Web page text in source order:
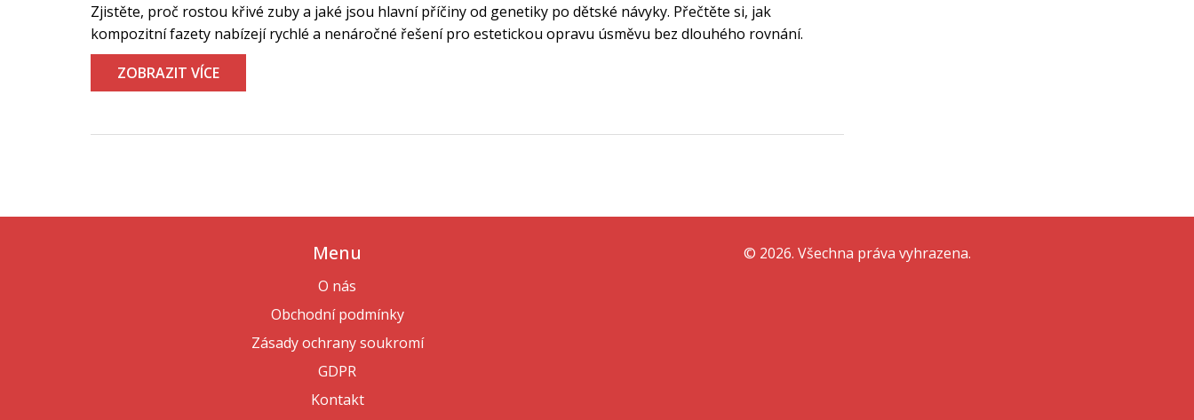
Zjistěte, proč rostou křivé zuby a jaké jsou hlavní příčiny od genetiky po dětské návyky. Přečtěte si, jak
kompozitní fazety nabízejí rychlé a nenáročné řešení pro estetickou opravu úsměvu bez dlouhého rovnání.
ZOBRAZIT VÍCE
Menu
O nás
Obchodní podmínky
Zásady ochrany soukromí
GDPR
Kontakt
© 2026. Všechna práva vyhrazena.